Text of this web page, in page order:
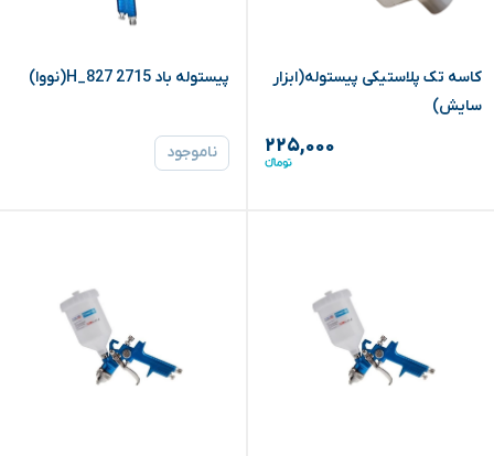
کاسه تک پلاستیکی پیستوله(ابزار
سایش)
۲۲۵,۰۰۰
پیستوله باد H_827 2715(نووا)
ناموجود